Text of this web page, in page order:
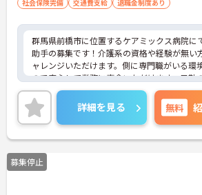
社会保険完備
交通費支給 退職金制度あり
群馬県前橋市に位置するケアミックス病院に
助手の募集です！介護系の資格や経験が無い
ャレンジいただけます。側に専門職がいる環
ので安心して業務に専念いただけます。日勤
ご勤務ですので、生活リズムを整えやすく無
ご勤務いただけます♪
ご興味のある方は、マイナビ介護職までお問
せください。
詳細を見る 無料
募集停止